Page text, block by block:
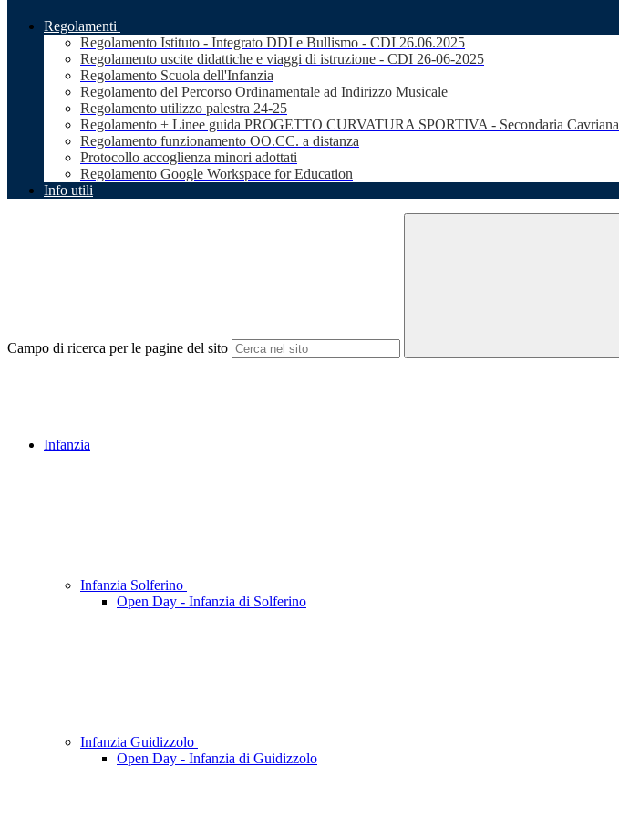
Regolamenti
Regolamento Istituto - Integrato DDI e Bullismo - CDI 26.06.2025
Regolamento uscite didattiche e viaggi di istruzione - CDI 26-06-2025
Regolamento Scuola dell'Infanzia
Regolamento del Percorso Ordinamentale ad Indirizzo Musicale
Regolamento utilizzo palestra 24-25
Regolamento + Linee guida PROGETTO CURVATURA SPORTIVA - Secondaria Cavriana
Regolamento funzionamento OO.CC. a distanza
Protocollo accoglienza minori adottati
Regolamento Google Workspace for Education
Info utili
Campo di ricerca per le pagine del sito
Infanzia
Infanzia Solferino
Open Day - Infanzia di Solferino
Infanzia Guidizzolo
Open Day - Infanzia di Guidizzolo